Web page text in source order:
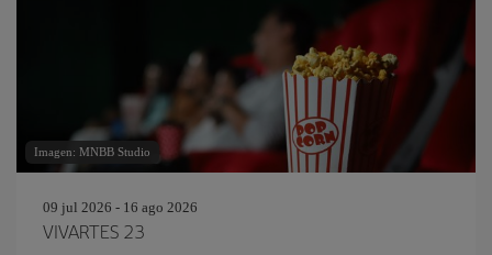
Imagen: MNBB Studio
09 jul 2026 - 16 ago 2026
VIVARTES 23